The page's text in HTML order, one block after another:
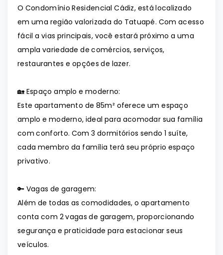
O Condomínio Residencial Cádiz, está localizado
em uma região valorizada do Tatuapé. Com acesso
fácil a vias principais, você estará próximo a uma
ampla variedade de comércios, serviços,
restaurantes e opções de lazer.
🏡 Espaço amplo e moderno:
Este apartamento de 85m² oferece um espaço
amplo e moderno, ideal para acomodar sua família
com conforto. Com 3 dormitórios sendo 1 suíte,
cada membro da família terá seu próprio espaço
privativo.
🔑 Vagas de garagem:
Além de todas as comodidades, o apartamento
conta com 2 vagas de garagem, proporcionando
segurança e praticidade para estacionar seus
veículos.